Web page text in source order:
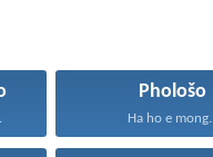
Phološo
Ha ho e mong...